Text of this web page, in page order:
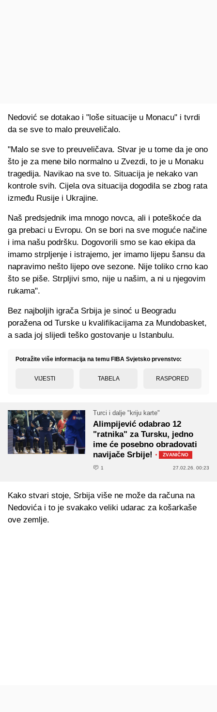
Nedović se dotakao i "loše situacije u Monacu" i tvrdi
da se sve to malo preuveličalo.
"Malo se sve to preuveličava. Stvar je u tome da je ono
što je za mene bilo normalno u Zvezdi, to je u Monaku
tragedija. Navikao na sve to. Situacija je nekako van
kontrole svih. Cijela ova situacija dogodila se zbog rata
između Rusije i Ukrajine.
Naš predsjednik ima mnogo novca, ali i poteškoće da
ga prebaci u Evropu. On se bori na sve moguće načine
i ima našu podršku. Dogovorili smo se kao ekipa da
imamo strpljenje i istrajemo, jer imamo lijepu šansu da
napravimo nešto lijepo ove sezone. Nije toliko crno kao
što se piše. Strpljivi smo, nije u našim, a ni u njegovim
rukama".
Bez najboljih igrača Srbija je sinoć u Beogradu
poražena od Turske u kvalifikacijama za Mundobasket,
a sada joj slijedi teško gostovanje u Istanbulu.
Potražite više informacija na temu FIBA Svjetsko prvenstvo:
VIJESTI TABELA RASPORED
Turci i dalje "kriju karte"
Alimpijević odabrao 12
"ratnika" za Tursku, jedno
ime će posebno obradovati
navijače Srbije! · ZVANIČNO
1 27.02.26. 00:23
Kako stvari stoje, Srbija više ne može da računa na
Nedovića i to je svakako veliki udarac za košarkaše
ove zemlje.